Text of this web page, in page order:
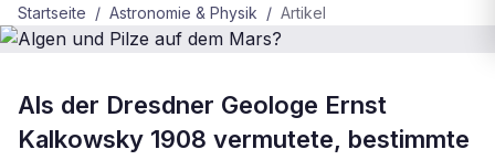
Startseite / Astronomie & Physik / Artikel
ASTRONOMIE & PHYSIK
Algen und Pilze auf dem Mars?
Als der Dresdner Geologe Ernst
Kalkowsky 1908 vermutete, bestimmte